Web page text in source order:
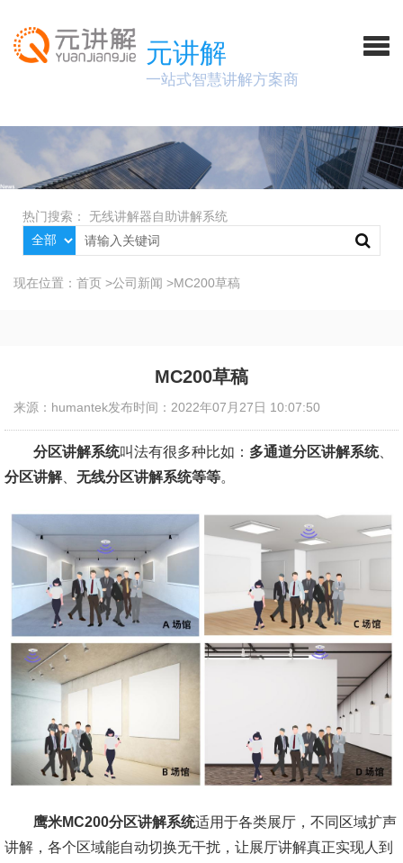
元讲解
一站式智慧讲解方案商
热门搜索： 无线讲解器自助讲解系统
现在位置： 首页 >公司新闻 >MC200草稿
MC200草稿
来源：humantek发布时间：2022年07月27日 10:07:50
分区讲解系统叫法有很多种比如： 多通道分区讲解系统、
分区讲解、 无线分区讲解系统等等。
鹰米MC200分区讲解系统适用于各类展厅，不同区域扩声
讲解，各个区域能自动切换无干扰，让展厅讲解真正实现人到